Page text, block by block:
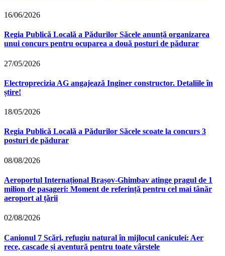
16/06/2026
Regia Publică Locală a Pădurilor Săcele anunță organizarea
unui concurs pentru ocuparea a două posturi de pădurar
27/05/2026
Electroprecizia AG angajează Inginer constructor. Detaliile în
știre!
18/05/2026
Regia Publică Locală a Pădurilor Săcele scoate la concurs 3
posturi de pădurar
08/08/2026
Aeroportul Internațional Brașov‑Ghimbav atinge pragul de 1
milion de pasageri: Moment de referință pentru cel mai tânăr
aeroport al țării
02/08/2026
Canionul 7 Scări, refugiu natural în mijlocul caniculei: Aer
rece, cascade și aventură pentru toate vârstele